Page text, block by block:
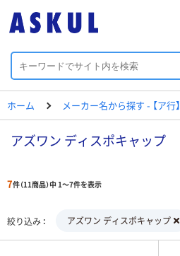
ホーム メーカー名から探す - 【ア行】
アズワン ディスポキャップ
7件（11商品）中 1～7件を表示
絞り込み アズワン ディスポキャップ